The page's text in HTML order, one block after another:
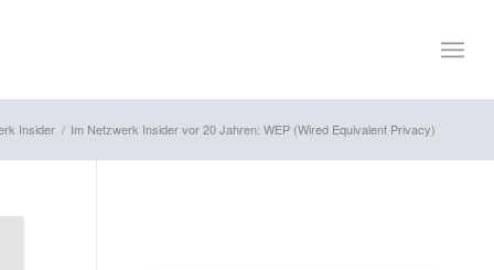
Insider / Im Netzwerk Insider vor 20 Jahren: WEP (Wired Equivalent Privacy)